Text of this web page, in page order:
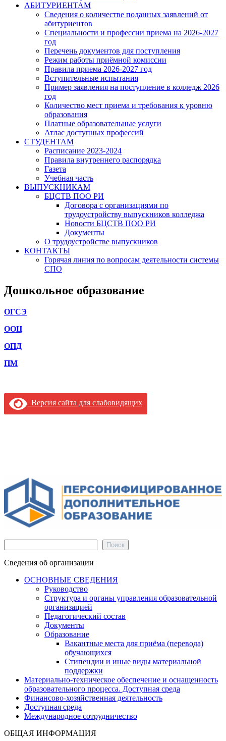
АБИТУРИЕНТАМ
Сведения о количестве поданных заявлений от
абитуриентов
Специальности и профессии приема на 2026-2027
год
Перечень документов для поступления
Режим работы приёмной комиссии
Правила приема 2026-2027 год
Вступительные испытания
Пример заявления на поступление в колледж 2026
год
Количество мест приема и требования к уровню
образования
Платные образовательные услуги
Атлас доступных профессий
СТУДЕНТАМ
Расписание 2023-2024
Правила внутреннего распорядка
Газета
Учебная часть
ВЫПУСКНИКАМ
БЦСТВ ПОО РИ
Договора с организациями по
трудоустройству выпускников колледжа
Новости БЦСТВ ПОО РИ
Документы
О трудоустройстве выпускников
КОНТАКТЫ
Горячая линия по вопросам деятельности системы
СПО
Дошкольное образование
ОГСЭ
ООЦ
ОПД
ПМ
Версия сайта для слабовидящих
Поиск
Сведения об организации
ОСНОВНЫЕ СВЕДЕНИЯ
Руководство
Структура и органы управления образовательной
организацией
Педагогический состав
Документы
Образование
Вакантные места для приёма (перевода)
обучающихся
Стипендии и иные виды материальной
поддержки
Материально-техническое обеспечение и оснащенность
образовательного процесса. Доступная среда
Финансово-хозяйственная деятельность
Доступная среда
Международное сотрудничество
ОБЩАЯ ИНФОРМАЦИЯ